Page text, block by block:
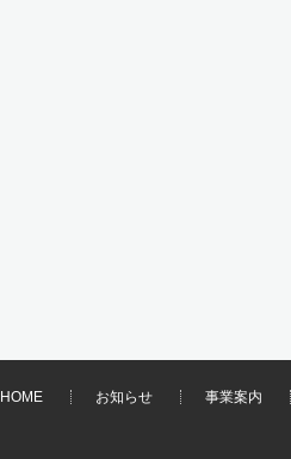
HOME お知らせ 事業案内